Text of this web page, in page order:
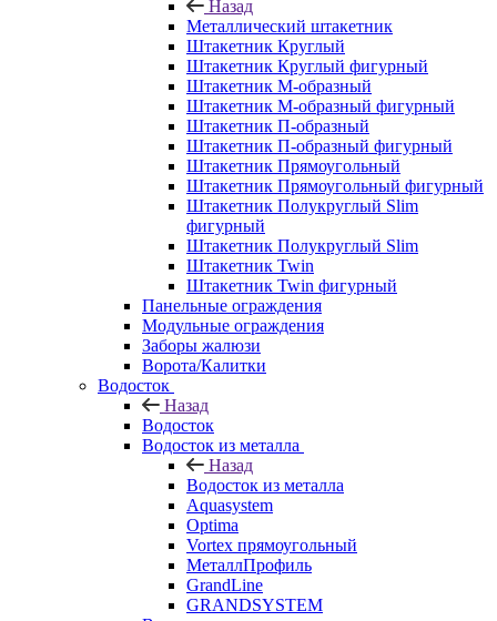
Назад
Металлический штакетник
Штакетник Круглый
Штакетник Круглый фигурный
Штакетник М-образный
Штакетник М-образный фигурный
Штакетник П-образный
Штакетник П-образный фигурный
Штакетник Прямоугольный
Штакетник Прямоугольный фигурный
Штакетник Полукруглый Slim
фигурный
Штакетник Полукруглый Slim
Штакетник Twin
Штакетник Twin фигурный
Панельные ограждения
Модульные ограждения
Заборы жалюзи
Ворота/Калитки
Водосток
Назад
Водосток
Водосток из металла
Назад
Водосток из металла
Aquasystem
Optima
Vortex прямоугольный
МеталлПрофиль
GrandLine
GRANDSYSTEM